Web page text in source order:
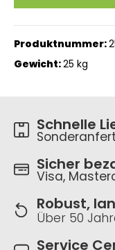
Produktnummer:
Gewicht:25 kg
Schnelle
Sicher
Visa,
Robust,
Über 50
Service